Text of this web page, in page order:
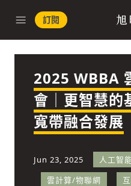
訂閱
快速連結
2025 WBBA
會｜更智慧的
寬帶融合發展
Jun 23, 2025 人工智
雲計算/物聯網